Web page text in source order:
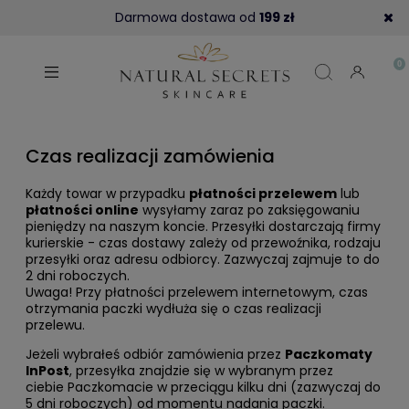
Darmowa dostawa od 199 zł
Czas realizacji zamówienia
Każdy towar w przypadku płatności przelewem lub
płatności online wysyłamy zaraz po zaksięgowaniu
pieniędzy na naszym koncie. Przesyłki dostarczają firmy
kurierskie - czas dostawy zależy od przewoźnika, rodzaju
przesyłki oraz adresu odbiorcy. Zazwyczaj zajmuje to do
2 dni roboczych.
Uwaga! Przy płatności przelewem internetowym, czas
otrzymania paczki wydłuża się o czas realizacji
przelewu.
Jeżeli wybrałeś odbiór zamówienia przez Paczkomaty
InPost, przesyłka znajdzie się w wybranym przez
ciebie Paczkomacie w przeciągu kilku dni (zazwyczaj do
5 dni roboczych) od momentu nadania paczki.